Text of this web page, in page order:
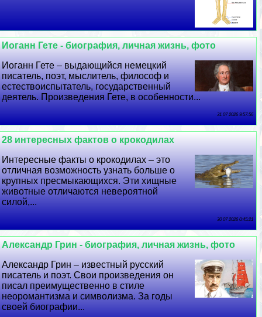
Иоганн Гете - биография, личная жизнь, фото
Иоганн Гете – выдающийся немецкий
писатель, поэт, мыслитель, философ и
естествоиспытатель, государственный
деятель. Произведения Гете, в особенности...
31 07 2026 9:57:56
28 интересных фактов о крокодилах
Интересные факты о крокодилах – это
отличная возможность узнать больше о
крупных пресмыкающихся. Эти хищные
животные отличаются невероятной
силой,...
30 07 2026 0:45:21
Александр Грин - биография, личная жизнь, фото
Александр Грин – известный русский
писатель и поэт. Свои произведения он
писал преимущественно в стиле
неоромантизма и символизма. За годы
своей биографии...